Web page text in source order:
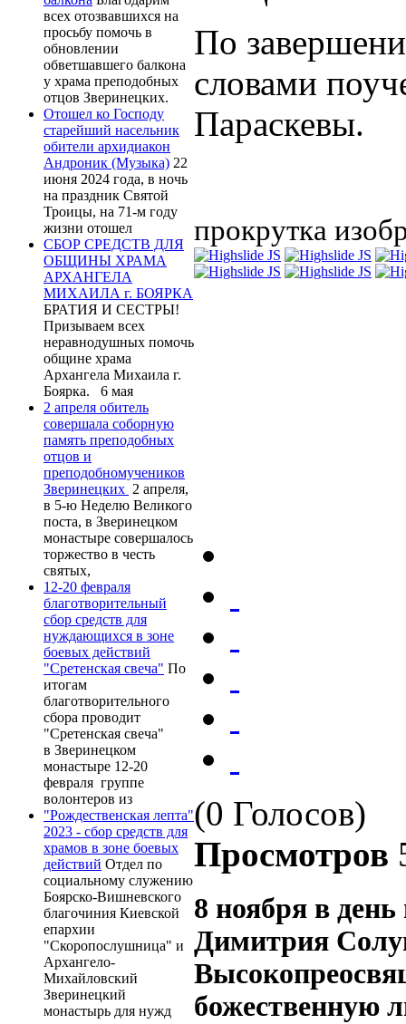
всех отозвавшихся на
просьбу помочь в
обновлении
обветшавшего балкона
у храма преподобных
отцов Зверинецких.
Отошел ко Господу
старейший насельник
обители архидиакон
Андроник (Музыка) 22
июня 2024 года, в ночь
на праздник Святой
Троицы, на 71-м году
жизни отошел
СБОР СРЕДСТВ ДЛЯ
ОБЩИНЫ ХРАМА
АРХАНГЕЛА
МИХАИЛА г. БОЯРКА
БРАТИЯ И СЕСТРЫ!
Призываем всех
неравнодушных помочь
общине храма
Архангела Михаила г.
Боярка. 6 мая
2 апреля обитель
совершала соборную
память преподобных
отцов и
преподобномучеников
Зверинецких 2 апреля,
в 5-ю Неделю Великого
поста, в Зверинецком
монастыре совершалось
торжество в честь
святых,
12-20 февраля
благотворительный
сбор средств для
нуждающихся в зоне
боевых действий
"Сретенская свеча" По
итогам
благотворительного
сбора проводит
"Сретенская свеча"
в Зверинецком
монастыре 12-20
февраля группе
волонтеров из
"Рождественская лепта"
2023 - сбор средств для
храмов в зоне боевых
действий Отдел по
социальному служению
Боярско-Вишневского
благочиния Киевской
епархии
"Скоропослушница" и
Архангело-
Михайловский
Зверинецкий
монастырь для нужд
По
словами
Параскевы.
прокрутка
(0 Голосов)
Просмотров
8 ноября в
Димитрия
божественную